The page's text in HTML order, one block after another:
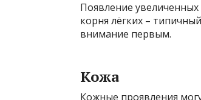
Появление
корня лёгких –
внимание первым.
Кожа
Кожные проявления